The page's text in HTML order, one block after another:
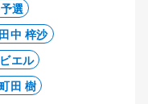
選
田中 梓沙
エル
田 樹